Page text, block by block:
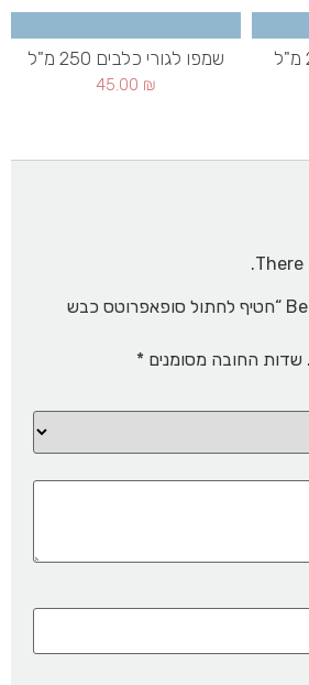
שמפו לגורי כלבים 250 מ"ל
45.00 ₪
There
Be the first to review “חטיף לחתול סופאפרוטס כבש
שדות החובה מסומנים *